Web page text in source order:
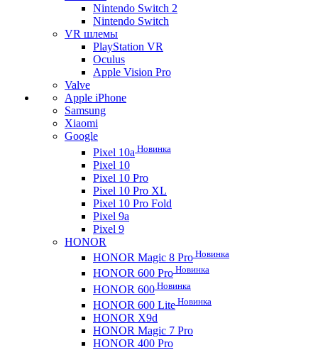
Nintendo Switch 2
Nintendo Switch
VR шлемы
PlayStation VR
Oculus
Apple Vision Pro
Valve
Apple iPhone
Samsung
Xiaomi
Google
Pixel 10a Новинка
Pixel 10
Pixel 10 Pro
Pixel 10 Pro XL
Pixel 10 Pro Fold
Pixel 9a
Pixel 9
HONOR
HONOR Magic 8 Pro Новинка
HONOR 600 Pro Новинка
HONOR 600 Новинка
HONOR 600 Lite Новинка
HONOR X9d
HONOR Magic 7 Pro
HONOR 400 Pro